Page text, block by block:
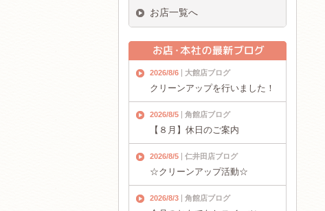
お店一覧へ
2026/8/6 大館店ブログ
クリーンアップを行いました！
2026/8/5 角館店ブログ
【８月】休日のご案内
2026/8/5 仁井田店ブログ
☆クリーンアップ活動☆
2026/8/3 角館店ブログ